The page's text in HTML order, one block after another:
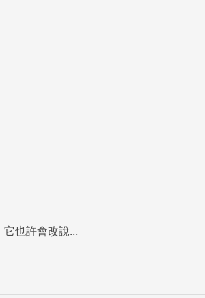
它也許會改說...